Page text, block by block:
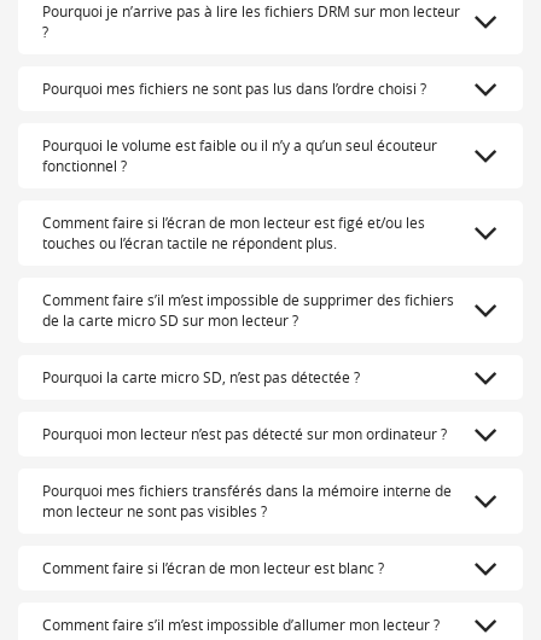
Pourquoi je n’arrive pas à lire les fichiers DRM sur mon lecteur
?
Pourquoi mes fichiers ne sont pas lus dans l’ordre choisi ?
Pourquoi le volume est faible ou il n’y a qu’un seul écouteur
fonctionnel ?
Comment faire si l’écran de mon lecteur est figé et/ou les
touches ou l’écran tactile ne répondent plus.
Comment faire s’il m’est impossible de supprimer des fichiers
de la carte micro SD sur mon lecteur ?
Pourquoi la carte micro SD, n’est pas détectée ?
Pourquoi mon lecteur n’est pas détecté sur mon ordinateur ?
Pourquoi mes fichiers transférés dans la mémoire interne de
mon lecteur ne sont pas visibles ?
Comment faire si l’écran de mon lecteur est blanc ?
Comment faire s’il m’est impossible d’allumer mon lecteur ?